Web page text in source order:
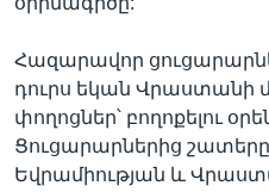
Հազարավոր
դուրս եկան Վրաստանի
փողոցներ՝ բողոքելու
Ցուցարարներից
Եվրամիության և